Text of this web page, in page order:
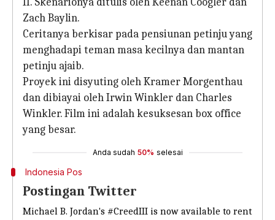
Zach Baylin.
Ceritanya berkisar pada pensiunan petinju yang
menghadapi teman masa kecilnya dan mantan
petinju ajaib.
Proyek ini disyuting oleh Kramer Morgenthau
dan dibiayai oleh Irwin Winkler dan Charles
Winkler. Film ini adalah kesuksesan box office
yang besar.
Anda sudah 50% selesai
Indonesia Pos
Postingan Twitter
Michael B. Jordan's #CreedIII is now available to rent